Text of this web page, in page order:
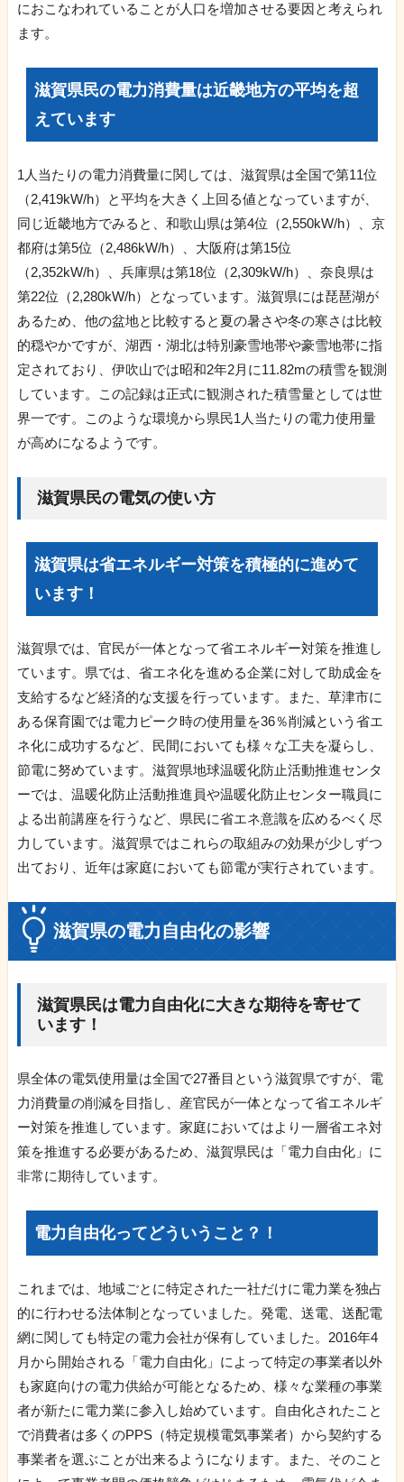
におこなわれていることが人口を増加させる要因と考えられ
ます。
滋賀県民の電力消費量は近畿地方の平均を超
えています
1人当たりの電力消費量に関しては、滋賀県は全国で第11位
（2,419kW/h）と平均を大きく上回る値となっていますが、
同じ近畿地方でみると、和歌山県は第4位（2,550kW/h）、京
都府は第5位（2,486kW/h）、大阪府は第15位
（2,352kW/h）、兵庫県は第18位（2,309kW/h）、奈良県は
第22位（2,280kW/h）となっています。滋賀県には琵琶湖が
あるため、他の盆地と比較すると夏の暑さや冬の寒さは比較
的穏やかですが、湖西・湖北は特別豪雪地帯や豪雪地帯に指
定されており、伊吹山では昭和2年2月に11.82mの積雪を観測
しています。この記録は正式に観測された積雪量としては世
界一です。このような環境から県民1人当たりの電力使用量
が高めになるようです。
滋賀県民の電気の使い方
滋賀県は省エネルギー対策を積極的に進めて
います！
滋賀県では、官民が一体となって省エネルギー対策を推進し
ています。県では、省エネ化を進める企業に対して助成金を
支給するなど経済的な支援を行っています。また、草津市に
ある保育園では電力ピーク時の使用量を36％削減という省エ
ネ化に成功するなど、民間においても様々な工夫を凝らし、
節電に努めています。滋賀県地球温暖化防止活動推進センタ
ーでは、温暖化防止活動推進員や温暖化防止センター職員に
よる出前講座を行うなど、県民に省エネ意識を広めるべく尽
力しています。滋賀県ではこれらの取組みの効果が少しずつ
出ており、近年は家庭においても節電が実行されています。
滋賀県の電力自由化の影響
滋賀県民は電力自由化に大きな期待を寄せて
います！
県全体の電気使用量は全国で27番目という滋賀県ですが、電
力消費量の削減を目指し、産官民が一体となって省エネルギ
ー対策を推進しています。家庭においてはより一層省エネ対
策を推進する必要があるため、滋賀県民は「電力自由化」に
非常に期待しています。
電力自由化ってどういうこと？！
これまでは、地域ごとに特定された一社だけに電力業を独占
的に行わせる法体制となっていました。発電、送電、送配電
網に関しても特定の電力会社が保有していました。2016年4
月から開始される「電力自由化」によって特定の事業者以外
も家庭向けの電力供給が可能となるため、様々な業種の事業
者が新たに電力業に参入し始めています。自由化されたこと
で消費者は多くのPPS（特定規模電気事業者）から契約する
事業者を選ぶことが出来るようになります。また、そのこと